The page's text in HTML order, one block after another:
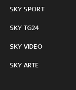
SKY SPORT
SKY TG24
SKY VIDEO
SKY ARTE